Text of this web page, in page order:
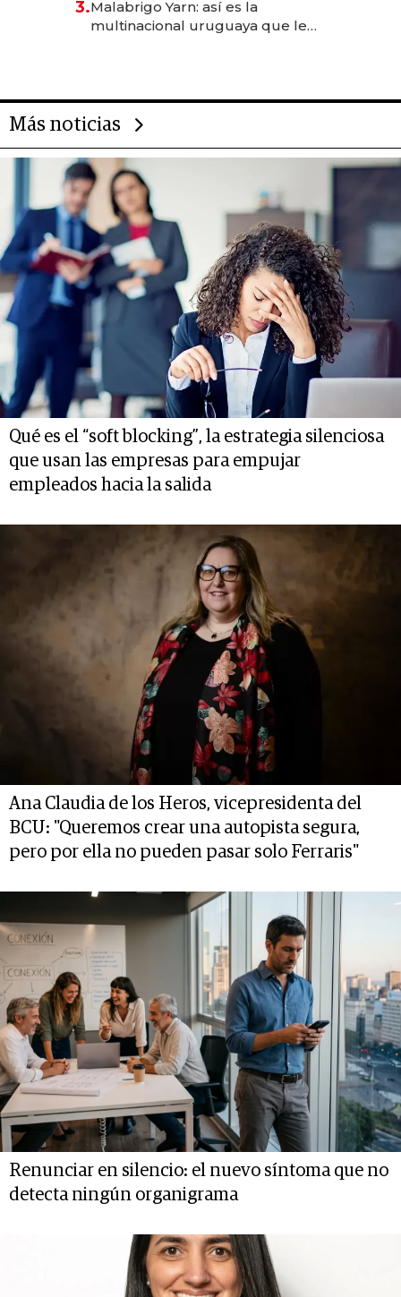
anticipación y prepara apertura
3.Malabrigo Yarn: así es la
multinacional uruguaya que le
Más noticias
Qué es el “soft blocking”, la estrategia silenciosa
que usan las empresas para empujar
empleados hacia la salida
Ana Claudia de los Heros, vicepresidenta del
BCU: "Queremos crear una autopista segura,
pero por ella no pueden pasar solo Ferraris"
Renunciar en silencio: el nuevo síntoma que no
detecta ningún organigrama